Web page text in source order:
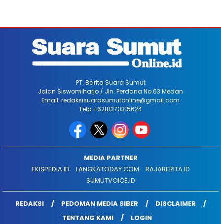
PT. Barita Suara Sumut
Jalan Siswomiharjo / Jln. Perdana No.63 Medan
Email: redaksisuarasumutonline@gmail.com
Telp +6281370315624
MEDIA PARTNER
EKISPEDIA.ID
LANGKATODAY.COM
RAJABERITA.ID
SUMUTVOICE.ID
REDAKSI PEDOMAN MEDIA SIBER
DISCLAIMER
TENTANG KAMI
LOGIN